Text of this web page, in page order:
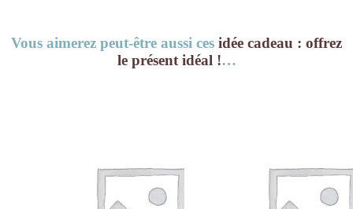
Vous aimerez peut-être aussi ces idée cadeau : offrez
le présent idéal !…